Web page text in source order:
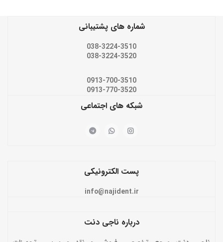
شماره های پشتیبانی
038-3224-3510
038-3224-3520
0913-700-3510
0913-770-3520
شبکه های اجتماعی
پست الکترونیکی
info@najident.ir
درباره ناجی دنت